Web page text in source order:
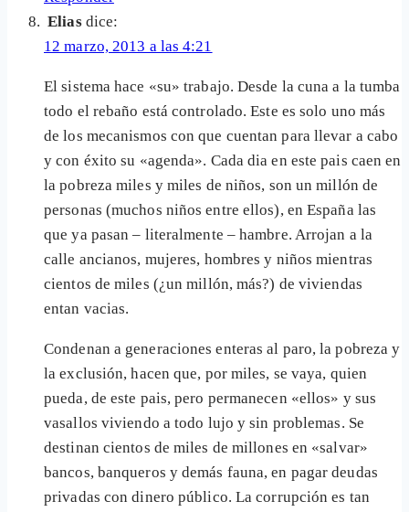
Elias dice:
12 marzo, 2013 a las 4:21
El sistema hace «su» trabajo. Desde la cuna a la tumba
todo el rebaño está controlado. Este es solo uno más
de los mecanismos con que cuentan para llevar a cabo
y con éxito su «agenda». Cada dia en este pais caen en
la pobreza miles y miles de niños, son un millón de
personas (muchos niños entre ellos), en España las
que ya pasan – literalmente – hambre. Arrojan a la
calle ancianos, mujeres, hombres y niños mientras
cientos de miles (¿un millón, más?) de viviendas
entan vacias.
Condenan a generaciones enteras al paro, la pobreza y
la exclusión, hacen que, por miles, se vaya, quien
pueda, de este pais, pero permanecen «ellos» y sus
vasallos viviendo a todo lujo y sin problemas. Se
destinan cientos de miles de millones en «salvar»
bancos, banqueros y demás fauna, en pagar deudas
privadas con dinero público. La corrupción es tan